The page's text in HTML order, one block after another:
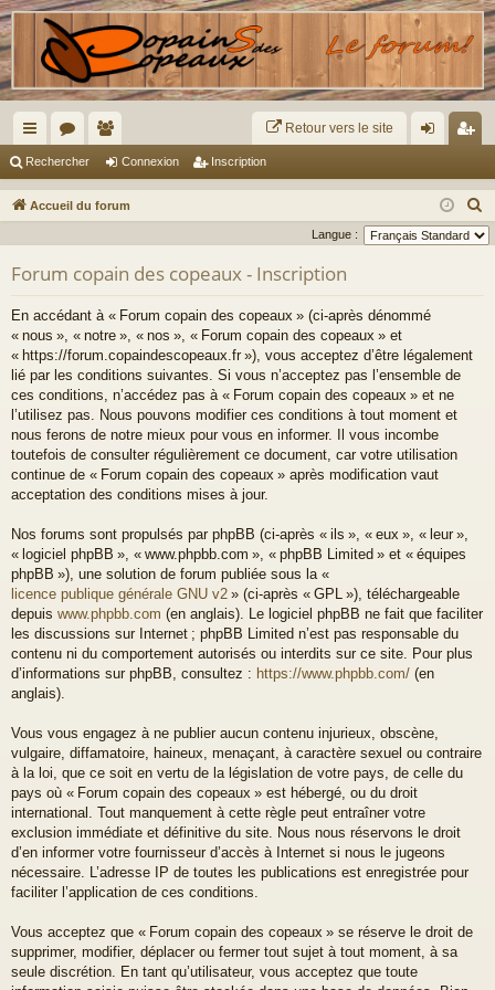
ac
co
s
or
u m
Retour vers le site
ne
xi
cri
pti
Rechercher Connexion Inscription
Accueil du forum
e
Langue :
Forum copain des copeaux - Inscription
En accédant à « Forum copain des copeaux » (ci-après dénommé
« nous », « notre », « nos », « Forum copain des copeaux » et
« https://forum.copaindescopeaux.fr »), vous acceptez d’être légalement
lié par les conditions suivantes. Si vous n’acceptez pas l’ensemble de
ces conditions, n’accédez pas à « Forum copain des copeaux » et ne
l’utilisez pas. Nous pouvons modifier ces conditions à tout moment et
nous ferons de notre mieux pour vous en informer. Il vous incombe
toutefois de consulter régulièrement ce document, car votre utilisation
continue de « Forum copain des copeaux » après modification vaut
acceptation des conditions mises à jour.
Nos forums sont propulsés par phpBB (ci-après « ils », « eux », « leur »,
« logiciel phpBB », « www.phpbb.com », « phpBB Limited » et « équipes
phpBB »), une solution de forum publiée sous la «
licence publique générale GNU v2 » (ci-après « GPL »), téléchargeable
depuis www.phpbb.com (en anglais). Le logiciel phpBB ne fait que faciliter
les discussions sur Internet ; phpBB Limited n’est pas responsable du
contenu ni du comportement autorisés ou interdits sur ce site. Pour plus
d’informations sur phpBB, consultez : https://www.phpbb.com/ (en
anglais).
Vous vous engagez à ne publier aucun contenu injurieux, obscène,
vulgaire, diffamatoire, haineux, menaçant, à caractère sexuel ou contraire
à la loi, que ce soit en vertu de la législation de votre pays, de celle du
pays où « Forum copain des copeaux » est hébergé, ou du droit
international. Tout manquement à cette règle peut entraîner votre
exclusion immédiate et définitive du site. Nous nous réservons le droit
d’en informer votre fournisseur d’accès à Internet si nous le jugeons
nécessaire. L’adresse IP de toutes les publications est enregistrée pour
faciliter l’application de ces conditions.
Vous acceptez que « Forum copain des copeaux » se réserve le droit de
supprimer, modifier, déplacer ou fermer tout sujet à tout moment, à sa
seule discrétion. En tant qu’utilisateur, vous acceptez que toute